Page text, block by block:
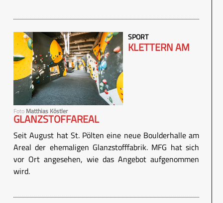
Foto Matthias Köstler
SPORT
KLETTERN AM
GLANZSTOFFAREAL
Seit August hat St. Pölten eine neue Boulderhalle am
Areal der ehemaligen Glanzstofffabrik. MFG hat sich
vor Ort angesehen, wie das Angebot aufgenommen
wird.